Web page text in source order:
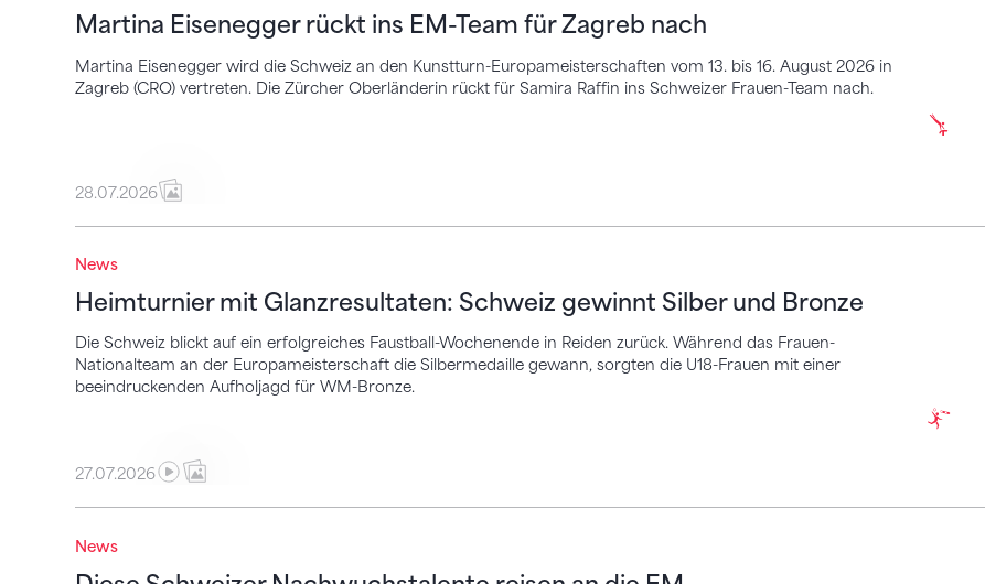
Martina Eisenegger rückt ins EM-Team für Zagreb nach
Martina Eisenegger wird die Schweiz an den Kunstturn-Europameisterschaften vom 13. bis 16. August 2026 in
Zagreb (CRO) vertreten. Die Zürcher Oberländerin rückt für Samira Raffin ins Schweizer Frauen-Team nach.
28.07.2026
News
Heimturnier mit Glanzresultaten: Schweiz gewinnt Silber und Bronze
Die Schweiz blickt auf ein erfolgreiches Faustball-Wochenende in Reiden zurück. Während das Frauen-
Nationalteam an der Europameisterschaft die Silbermedaille gewann, sorgten die U18-Frauen mit einer
beeindruckenden Aufholjagd für WM-Bronze.
Heimturnier mit Glanzresultaten: Schweiz gewinnt Silber und Bronze
27.07.2026
News
Diese Schweizer Nachwuchstalente reisen an die EM